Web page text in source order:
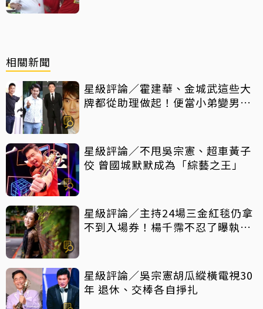
相關新聞
星級評論／霍建華、金城武這些大
牌都從助理做起！便當小弟變男神
星級評論／不甩吳宗憲、超車黃子
佼 曾國城默默成為「綜藝之王」
星級評論／主持24場三金紅毯仍拿
不到入場券！楊千霈不忍了曝執委
星級評論／吳宗憲胡瓜縱橫電視30
年 退休、交棒各自掙扎